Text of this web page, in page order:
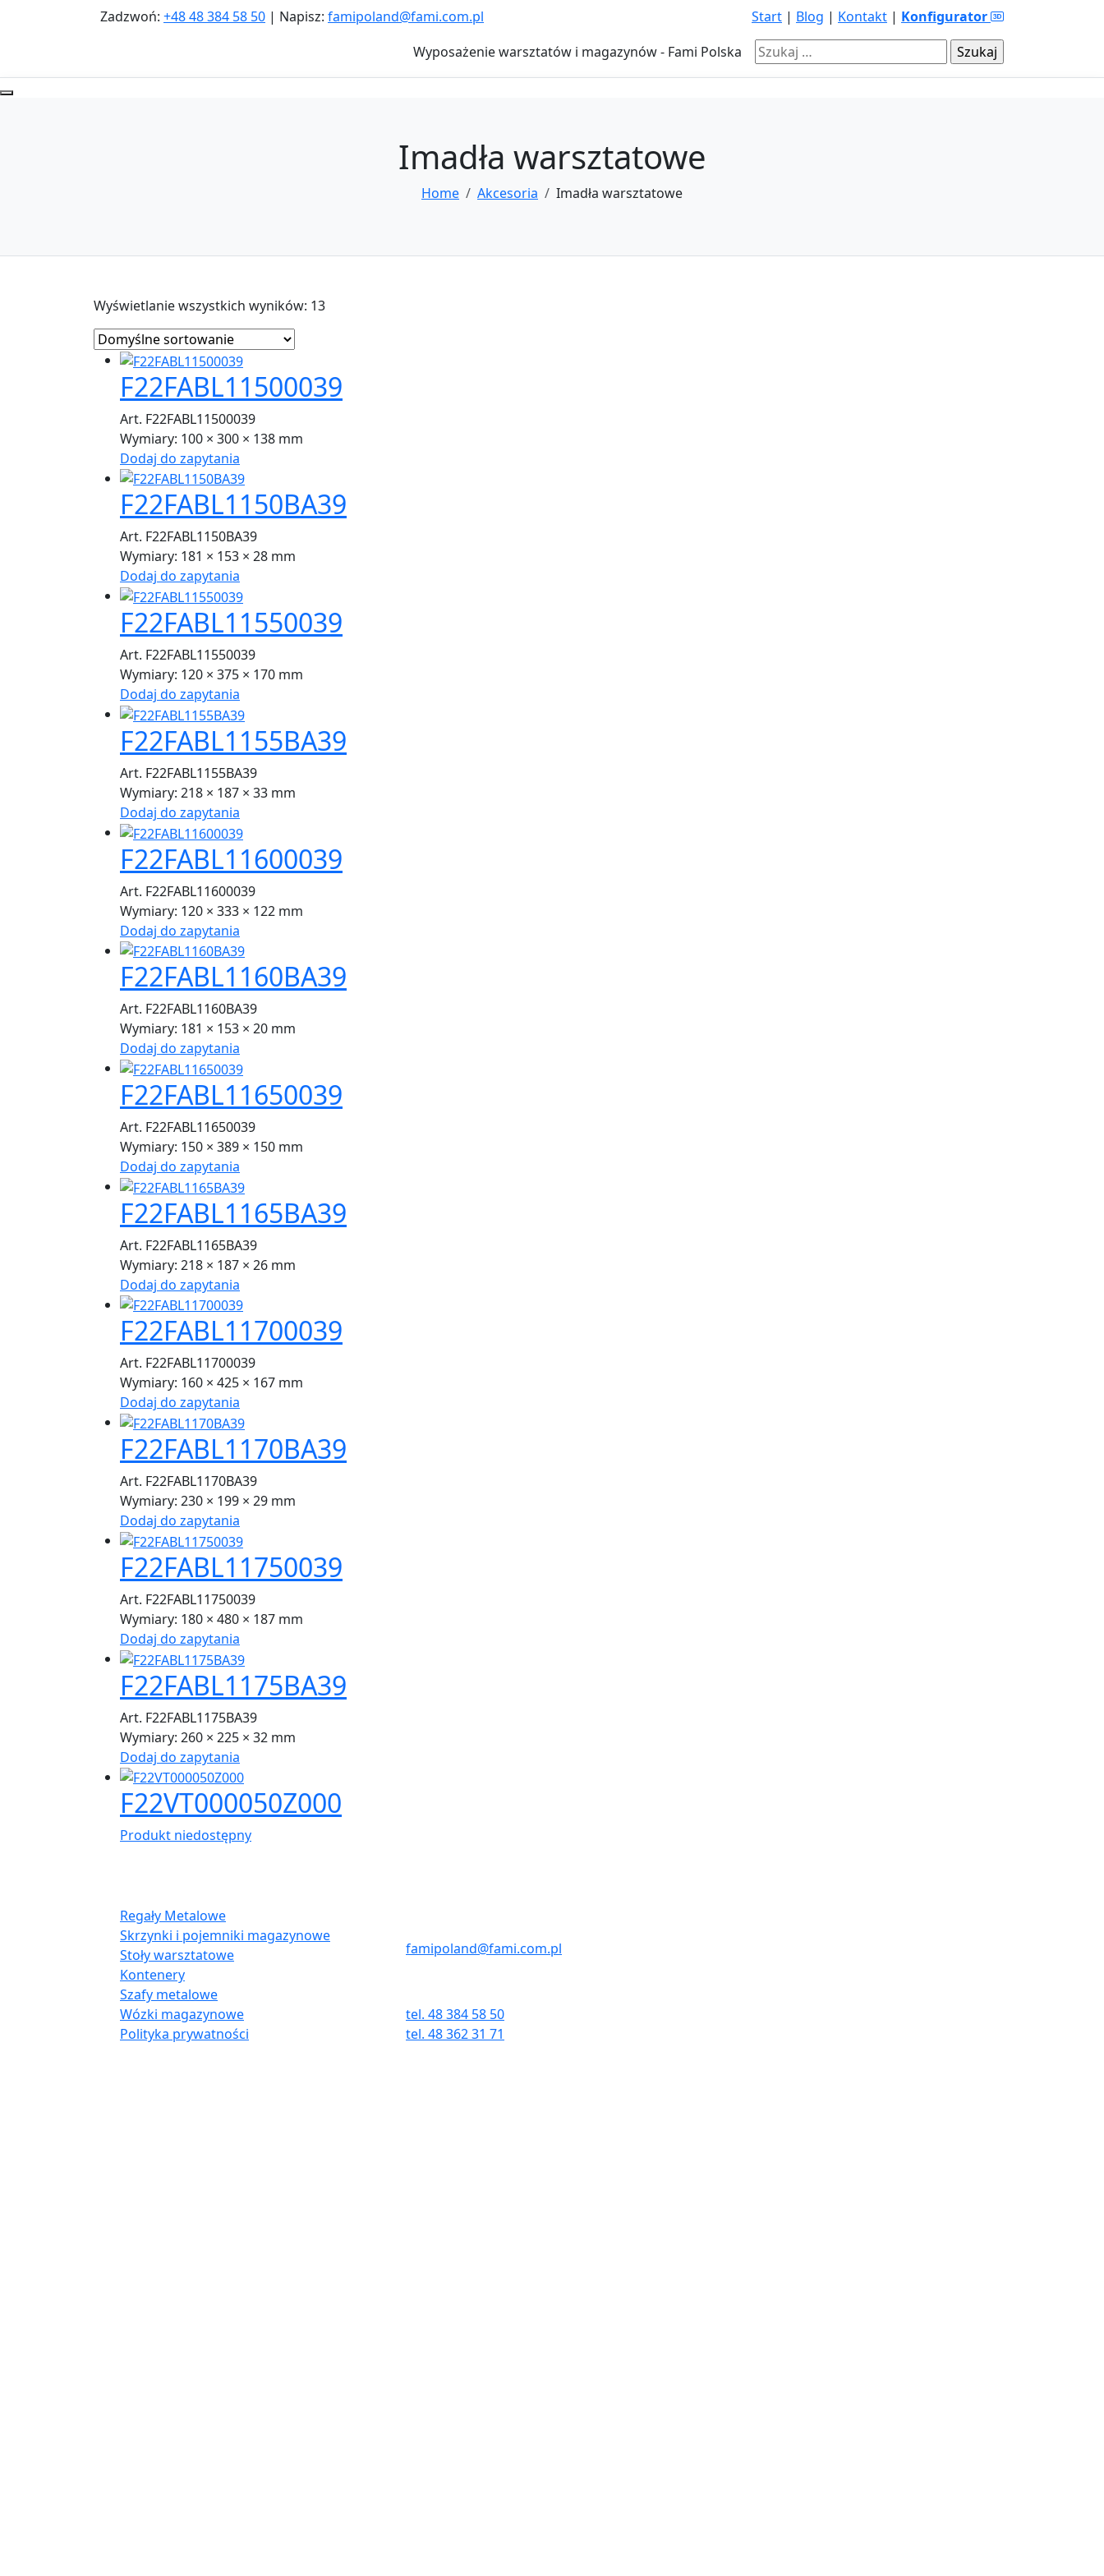
Zadzwoń: +48 48 384 58 50 | Napisz: famipoland@fami.com.pl Start | Blog | Kontakt | Konfigurator
Wyposażenie warsztatów i magazynów - Fami Polska
Szukaj:
Imadła warsztatowe
Home Akcesoria Imadła warsztatowe
Wyświetlanie wszystkich wyników: 13
F22FABL11500039
Art. F22FABL11500039
Wymiary: 100 × 300 × 138 mm
Dodaj do zapytania
F22FABL1150BA39
Art. F22FABL1150BA39
Wymiary: 181 × 153 × 28 mm
Dodaj do zapytania
F22FABL11550039
Art. F22FABL11550039
Wymiary: 120 × 375 × 170 mm
Dodaj do zapytania
F22FABL1155BA39
Art. F22FABL1155BA39
Wymiary: 218 × 187 × 33 mm
Dodaj do zapytania
F22FABL11600039
Art. F22FABL11600039
Wymiary: 120 × 333 × 122 mm
Dodaj do zapytania
F22FABL1160BA39
Art. F22FABL1160BA39
Wymiary: 181 × 153 × 20 mm
Dodaj do zapytania
F22FABL11650039
Art. F22FABL11650039
Wymiary: 150 × 389 × 150 mm
Dodaj do zapytania
F22FABL1165BA39
Art. F22FABL1165BA39
Wymiary: 218 × 187 × 26 mm
Dodaj do zapytania
F22FABL11700039
Art. F22FABL11700039
Wymiary: 160 × 425 × 167 mm
Dodaj do zapytania
F22FABL1170BA39
Art. F22FABL1170BA39
Wymiary: 230 × 199 × 29 mm
Dodaj do zapytania
F22FABL11750039
Art. F22FABL11750039
Wymiary: 180 × 480 × 187 mm
Dodaj do zapytania
F22FABL1175BA39
Art. F22FABL1175BA39
Wymiary: 260 × 225 × 32 mm
Dodaj do zapytania
F22VT000050Z000
Produkt niedostępny
Regały Metalowe
Skrzynki i pojemniki magazynowe
Stoły warsztatowe
Kontenery
Szafy metalowe
Wózki magazynowe
Polityka prywatności
famipoland@fami.com.pl
tel. 48 384 58 50
tel. 48 362 31 71